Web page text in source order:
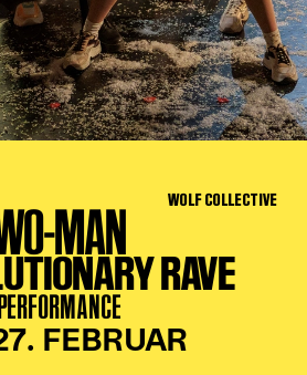
WOLF COLLECTIVE
MAN
RAVE
FEBRUAR